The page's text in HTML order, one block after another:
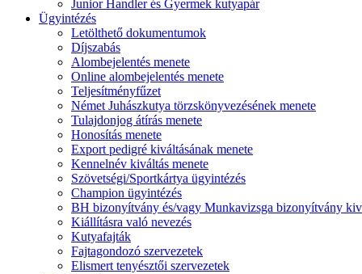
Junior Handler és Gyermek kutyapár
Ügyintézés
Letölthető dokumentumok
Díjszabás
Alombejelentés menete
Online alombejelentés menete
Teljesítményfűzet
Német Juhászkutya törzskönyvezésének menete
Tulajdonjog átírás menete
Honosítás menete
Export pedigré kiváltásának menete
Kennelnév kiváltás menete
Szövetségi/Sportkártya ügyintézés
Champion ügyintézés
BH bizonyítvány és/vagy Munkavizsga bizonyítvány
Kiállításra való nevezés
Kutyafajták
Fajtagondozó szervezetek
Elismert tenyésztői szervezetek